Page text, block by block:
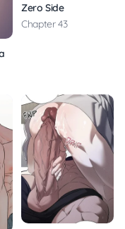
Địa
Zero Side
Chapter 43